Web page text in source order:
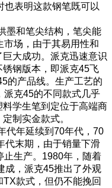
也表明这款钢笔既可以
墨和笔尖结构，笔尖能
场，由于其易用性和
大成功。派克迅速意识
钢版本，即派克45飞
的产品线。生产工艺的
派克45的不同款式几乎
学生笔到定位于高端商
制实金款式。
代年延续到70年代，70
代末期，由于销量下滑
止生产。1980年，随着
成，派克45推出了外观
TX款式，但仍不能挽回